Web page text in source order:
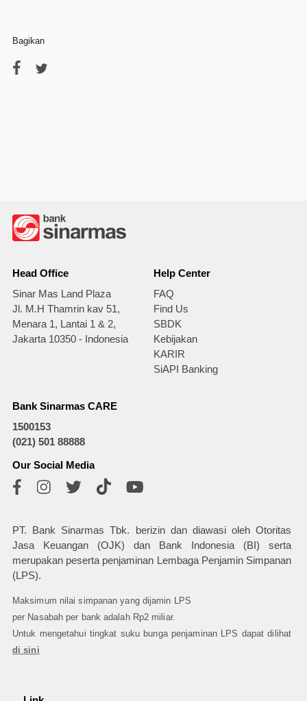
Bagikan
Head Office
Sinar Mas Land Plaza
Jl. M.H Thamrin kav 51,
Menara 1, Lantai 1 & 2,
Jakarta 10350 - Indonesia
Help Center
FAQ
Find Us
SBDK
Kebijakan
KARIR
SiAPI Banking
Bank Sinarmas CARE
1500153
(021) 501 88888
Our Social Media
PT. Bank Sinarmas Tbk. berizin dan diawasi oleh Otoritas
Jasa Keuangan (OJK) dan Bank Indonesia (BI) serta
merupakan peserta penjaminan Lembaga Penjamin Simpanan
(LPS).
Maksimum nilai simpanan yang dijamin LPS
per Nasabah per bank adalah Rp2 miliar.
Untuk mengetahui tingkat suku bunga penjaminan LPS dapat dilihat
di sini